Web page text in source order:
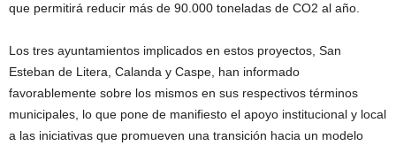
que permitirá reducir más de 90.000 toneladas de CO2 al año.
Los tres ayuntamientos implicados en estos proyectos, San
Esteban de Litera, Calanda y Caspe, han informado
favorablemente sobre los mismos en sus respectivos términos
municipales, lo que pone de manifiesto el apoyo institucional y local
a las iniciativas que promueven una transición hacia un modelo